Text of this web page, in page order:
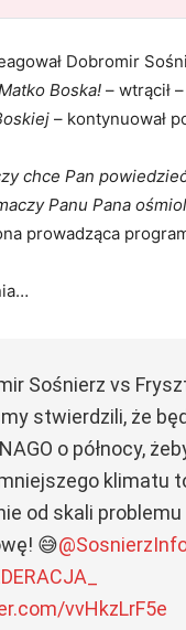
Dobromir
Boska! – wtrącił –
– kontynuował
chce Pan
Panu Pana
prowadząca
Sośnierz vs
stwierdzili, że
o północy,
klimatu
od skali problemu
😅
vvHkzLrF5e